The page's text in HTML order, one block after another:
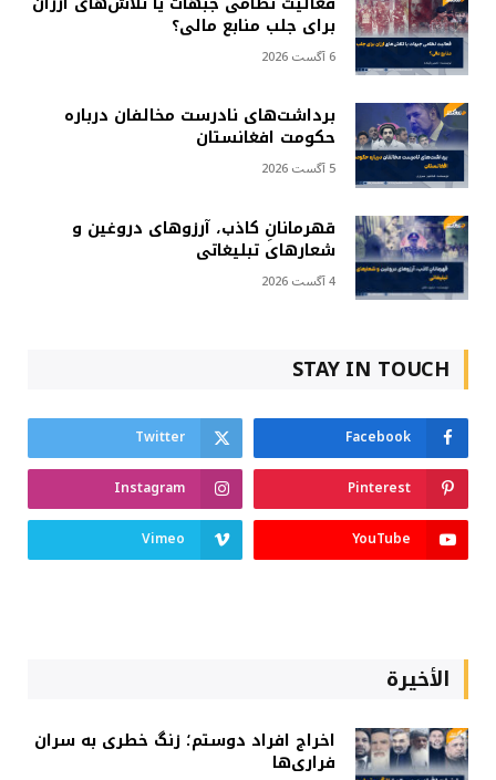
برای جلب منابع مالی؟
6 آگست 2026
برداشت‌های نادرست مخالفان درباره
حکومت افغانستان
5 آگست 2026
قهرمانانِ کاذب، آرزوهای دروغین و
شعارهای تبلیغاتی
4 آگست 2026
STAY IN TOUCH
Facebook
Twitter
Pinterest
Instagram
YouTube
Vimeo
الأخيرة
اخراج افراد دوستم؛ زنگ خطری به سران
فراری‌ها